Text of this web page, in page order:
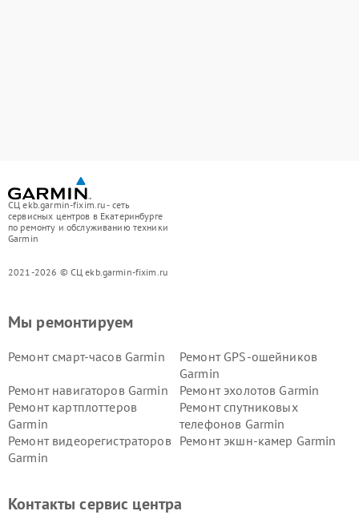
СЦ ekb.garmin-fixim.ru - сеть
сервисных центров в Екатеринбурге
по ремонту и обслуживанию техники
Garmin
2021-2026 © СЦ ekb.garmin-fixim.ru
Мы ремонтируем
Ремонт смарт-часов Garmin
Ремонт GPS-ошейников
Garmin
Ремонт навигаторов Garmin
Ремонт эхолотов Garmin
Ремонт картплоттеров
Garmin
Ремонт спутниковых
телефонов Garmin
Ремонт видеорегистраторов
Garmin
Ремонт экшн-камер Garmin
Контакты сервис центра